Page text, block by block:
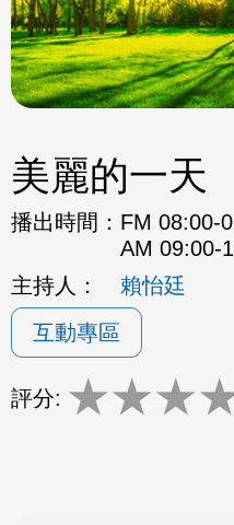
美麗的一天
播出時間： FM 08:00-
AM 09:00-
主持人：
賴怡廷
互動專區
評分: ★★★